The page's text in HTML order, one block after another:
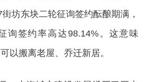
坊东块二轮征询签约酝酿期满，
询签约率高达98.14%。这意味
以搬离老屋、乔迁新居。